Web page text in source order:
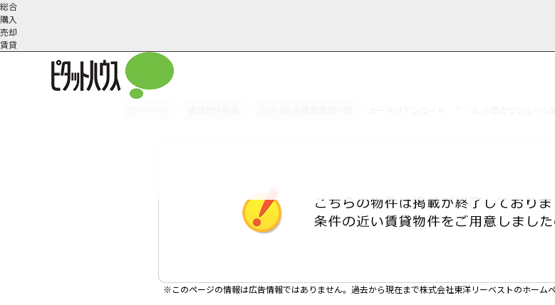
総合
購入
売却
賃貸
※このページの情報は広告情報ではありません。過去から現在まで株式会社東洋リーベストのホーム